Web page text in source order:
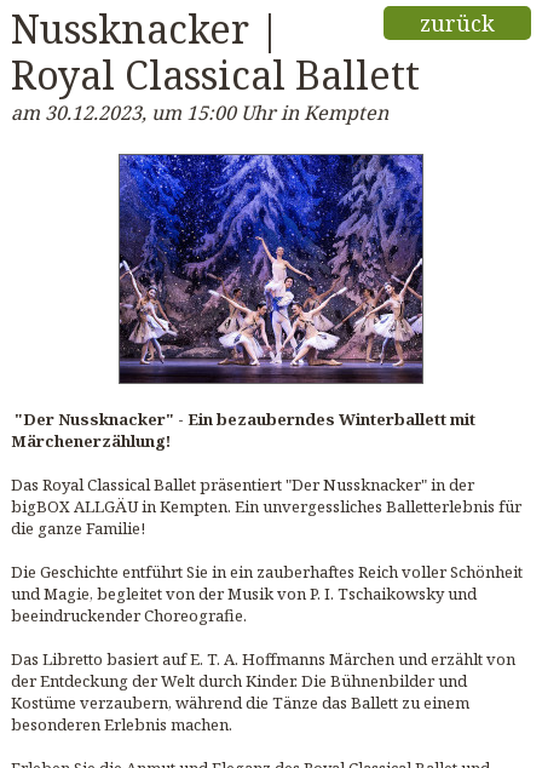
zurück
Nussknacker |
Royal Classical Ballett
am 30.12.2023, um 15:00 Uhr in Kempten
"Der Nussknacker" - Ein bezauberndes Winterballett mit
Märchenerzählung!
Das Royal Classical Ballet präsentiert "Der Nussknacker" in der
bigBOX ALLGÄU in Kempten. Ein unvergessliches Balletterlebnis für
die ganze Familie!
Die Geschichte entführt Sie in ein zauberhaftes Reich voller Schönheit
und Magie, begleitet von der Musik von P. I. Tschaikowsky und
beeindruckender Choreografie.
Das Libretto basiert auf E. T. A. Hoffmanns Märchen und erzählt von
der Entdeckung der Welt durch Kinder. Die Bühnenbilder und
Kostüme verzaubern, während die Tänze das Ballett zu einem
besonderen Erlebnis machen.